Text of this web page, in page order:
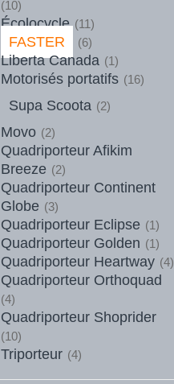
(10)
Écolocycle (11)
FASTER (6)
Liberta Canada (1)
Motorisés portatifs (16)
Supa Scoota (2)
Movo (2)
Quadriporteur Afikim
Breeze (2)
Quadriporteur Continent
Globe (3)
Quadriporteur Eclipse (1)
Quadriporteur Golden (1)
Quadriporteur Heartway (4)
Quadriporteur Orthoquad
(4)
Quadriporteur Shoprider
(10)
Triporteur (4)